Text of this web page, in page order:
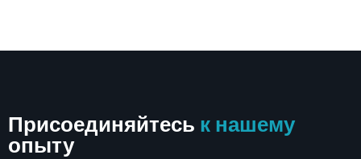
Присоединяйтесь к нашему
опыту